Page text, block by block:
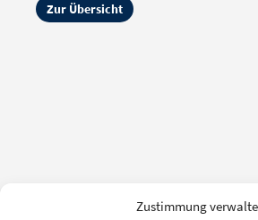
Zustimmung
Zur Übersicht